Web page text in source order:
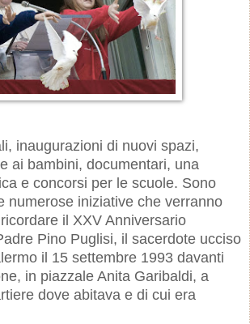
inaugurazioni di nuovi spazi,
ai bambini, documentari, una
e concorsi per le scuole. Sono
numerose iniziative che verranno
il XXV Anniversario
Pino Puglisi, il sacerdote ucciso
il 15 settembre 1993 davanti
in piazzale Anita Garibaldi, a
dove abitava e di cui era